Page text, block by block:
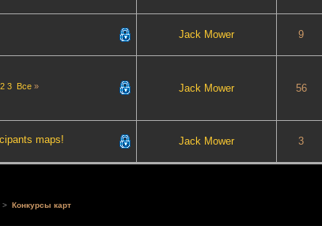
Jack Mower 9
2 3 Все » Jack Mower 56
maps! Jack Mower 3
> Конкурсы карт